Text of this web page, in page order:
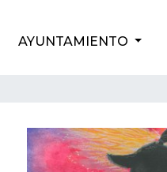
AYUNTAMIENTO